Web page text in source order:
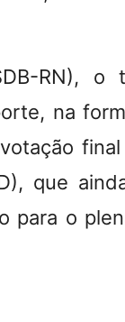
RN), o
na
que
para o